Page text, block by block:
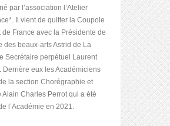
par l’association l’Atelier
Il vient de quitter la Coupole
de France avec la Présidente de
des beaux-arts Astrid de La
Secrétaire perpétuel Laurent
Derrière eux les Académiciens
la section Chorégraphie et
Alain Charles Perrot qui a été
l’Académie en 2021.